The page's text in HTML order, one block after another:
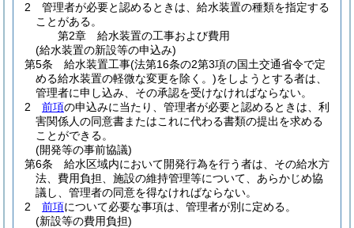
2
管理者が必要と認めるときは、給水装置の種類を指定する
ことがある。
第2章
給水装置の工事および費用
(給水装置の新設等の申込み)
第5条
給水装置工事(法第16条の2第3項の国土交通省令で定
める給水装置の軽微な変更を除く。)をしようとする者は、
管理者に申し込み、その承認を受けなければならない。
2
前項の申込みに当たり、管理者が必要と認めるときは、利
害関係人の同意書またはこれに代わる書類の提出を求める
ことができる。
(開発等の事前協議)
第6条
給水区域内において開発行為を行う者は、その給水方
法、費用負担、施設の維持管理等について、あらかじめ協
議し、管理者の同意を得なければならない。
2
前項について必要な事項は、管理者が別に定める。
(新設等の費用負担)